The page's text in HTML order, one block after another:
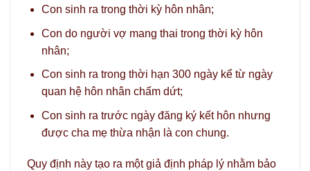
Con sinh ra trong thời kỳ hôn nhân;
Con do người vợ mang thai trong thời kỳ hôn
nhân;
Con sinh ra trong thời hạn 300 ngày kể từ ngày
quan hệ hôn nhân chấm dứt;
Con sinh ra trước ngày đăng ký kết hôn nhưng
được cha mẹ thừa nhận là con chung.
Quy định này tạo ra một giả định pháp lý nhằm bảo